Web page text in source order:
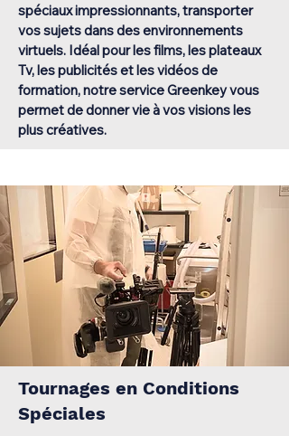
spéciaux impressionnants, transporter
vos sujets dans des environnements
virtuels. Idéal pour les films, les plateaux
Tv, les publicités et les vidéos de
formation, notre service Greenkey vous
permet de donner vie à vos visions les
plus créatives.
Tournages en Conditions
Spéciales